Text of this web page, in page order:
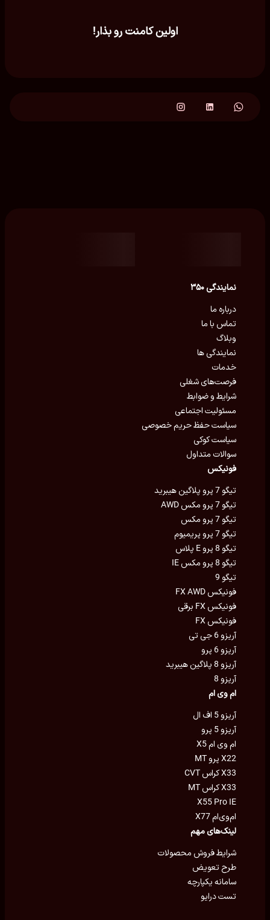
اولین کامنت رو بذار!
نمایندگی ۳۵۰
درباره ما
تماس با ما
وبلاگ
نمایندگی ها
خدمات
فرصت‌های شغلی
شرایط و ضوابط
مسئولیت اجتماعی
سیاست حفظ حریم خصوصی
سیاست کوکی
سوالات متداول
فونیکس
تیگو 7 پرو پلاگین هیبرید
تیگو 7 پرو مکس AWD
تیگو 7 پرو مکس
تیگو 7 پرو پریمیوم
تیگو 8 پرو E پلاس
تیگو 8 پرو مکس IE
تیگو 9
فونیکس FX AWD
فونیکس FX برقی
فونیکس FX
آریزو 6 جی تی
آریزو 6 پرو
آریزو 8 پلاگین هیبرید
آریزو 8
ام وی ام
آریزو 5 اف ال
آریزو 5 پرو
ام وی ام X5
X22 پرو MT
X33 کراس CVT
X33 کراس MT
X55 Pro IE
ام‌وی‌ام X77
لینک‌های مهم
شرایط فروش محصولات
طرح تعویض
سامانه یکپارچه
تست درایو